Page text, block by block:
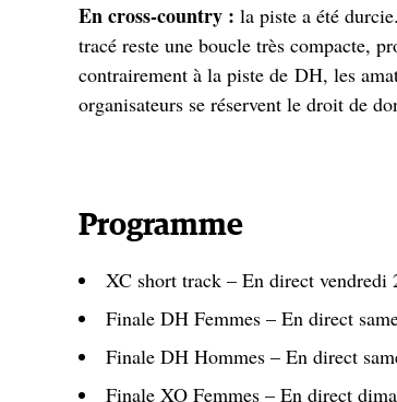
En cross-country : la piste a été
tracé reste une boucle très compacte,
contrairement à la piste de DH, les
organisateurs se réservent le droit de
Programme
XC short track – En direct vendredi
Finale DH Femmes – En direct
Finale DH Hommes – En direct
Finale XO Femmes – En direct